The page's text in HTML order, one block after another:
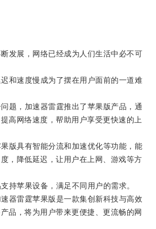
展，网络已经成为人们生活中必不可
速度慢成为了摆在用户面前的一道难
，加速器雷霆推出了苹果版产品，通
高网络速度，帮助用户享受更快速的上
具有智能分流和加速优化等功能，能
，降低延迟，让用户在上网、游戏等方
苹果设备，满足不同用户的需求。
雷霆苹果版是一款集创新科技与高效
品，将为用户带来更便捷、更流畅的网